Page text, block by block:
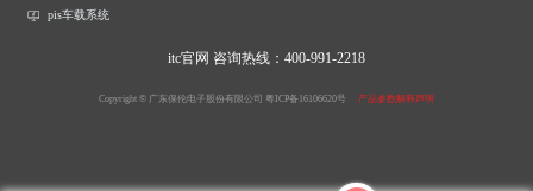
pis车载系统
itc官网 咨询热线：400-991-2218
Copyright © 广东保伦电子股份有限公司 粤ICP备16106620号 产品参数解释声明